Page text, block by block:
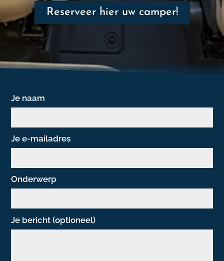
Reserveer hier uw camper!
Je naam
Je e-mailadres
Onderwerp
Je bericht (optioneel)